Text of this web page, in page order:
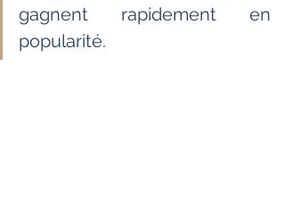
gagnent rapidement en
popularité.